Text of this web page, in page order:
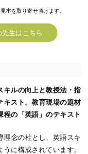
本を取り寄せ頂けます。
生はこちら
キルの向上と教授法・指
キスト。教育現場の題材
程の「英語」のテキスト
念の柱とし、英語スキ
に構成されています。